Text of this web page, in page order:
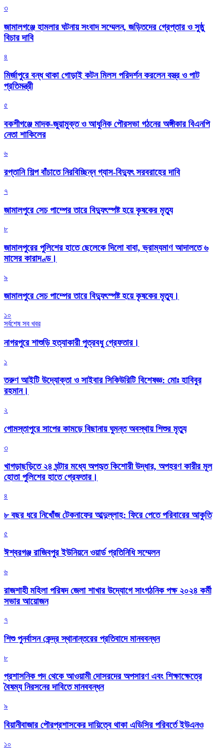
৩
জামালগঞ্জে হামলার ঘটনায় সংবাদ সম্মেলন, জড়িতদের গ্রেপ্তার ও সুষ্ঠু
বিচার দাবি
৪
মির্জাপুরে বন্ধ থাকা গোড়াই কটন মিলস পরিদর্শন করলেন বস্ত্র ও পাট
প্রতিমন্ত্রী
৫
বকশীগঞ্জে মাদক-জুয়ামুক্ত ও আধুনিক পৌরসভা গঠনের অঙ্গীকার বিএনপি
নেতা শাকিলের
৬
রপ্তানি শিল্প বাঁচাতে নিরবিচ্ছিন্ন গ্যাস-বিদ্যুৎ সরবরাহের দাবি
৭
জামালপুরে সেচ পাম্পের তারে বিদ্যুৎস্পষ্ট হয়ে কৃষকের মৃত্যু
৮
জামালপুরের পুলিশের হাতে ছেলেকে দিলো বাবা, ভ্রাম্যমাণ আদালতে ৬
মাসের কারাদণ্ড।
৯
জামালপুরে সেচ পাম্পের তারে বিদ্যুৎস্পষ্ট হয়ে কৃষকের মৃত্যু।
১০
সর্বশেষ সব খবর
নাগরপুরে শাশুড়ি হত্যাকারী পুত্রবধু গ্রেফতার।
১
তরুণ আইটি উদ্যোক্তা ও সাইবার সিকিউরিটি বিশেষজ্ঞ: মোঃ হাবিবুর
রহমান।
২
গোমস্তাপুরে সাপের কামড়ে বিছানায় ঘুমন্ত অবস্থায় শিশুর মৃত্যু
৩
খাগড়াছড়িতে ২৪ ঘন্টার মধ্যে অপহৃত কিশোরী উদ্ধার, অপহরণ কারীর মূল
হোতা পুলিশের হাতে গ্রেফতার।
৪
৮ বছর ধরে নিখোঁজ টেকনাফের আব্দুল্লাহ: ফিরে পেতে পরিবারের আকুতি
৫
ঈশ্বরগঞ্জ রাজিবপুর ইউনিয়নে ওয়ার্ড প্রতিনিধি সম্মেলন
৬
রাজশাহী মহিলা পরিষদ জেলা শাখার উদ্যোগে সাংগঠনিক পক্ষ ২০২৪ কর্মী
সভার আয়োজন
৭
শিশু পুনর্বাসন কেন্দ্র স্থানান্তরের প্রতিবাদে মানববন্ধন
৮
প্রশাসনিক পদ থেকে আওয়ামী দোসরদের অপসারণ এবং শিক্ষাক্ষেত্রে
বৈষম্য নিরসনের দাবিতে মানববন্ধন
৯
বিয়ানীবাজার পৌরপ্রশাসকের দায়িত্বে থাকা এডিসির পরিবর্তে ইউএনও
১০